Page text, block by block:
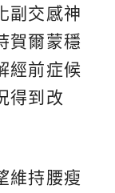
副交感神
賀爾蒙穩
經前症候
得到改
維持腰瘦